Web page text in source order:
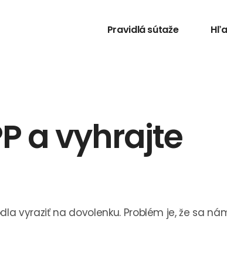
Pravidlá sútaže
a vyhrajte
vyraziť na dovolenku. Problém je, že sa